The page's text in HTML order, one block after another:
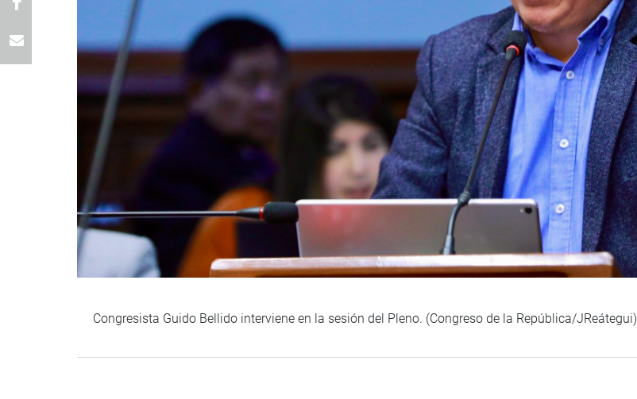
Congresista Guido Bellido interviene en la sesión del Pleno. (Congreso de la República/JReátegui)